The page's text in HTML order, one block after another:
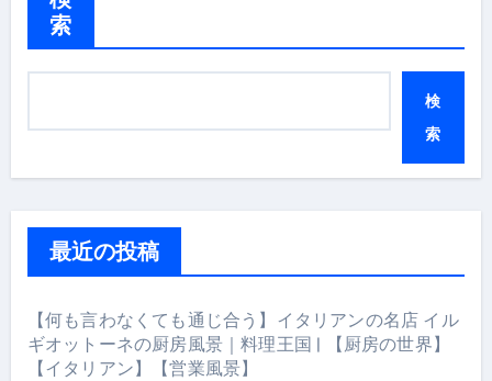
索
検
索
最近の投稿
【何も言わなくても通じ合う】イタリアンの名店 イル
ギオットーネの厨房風景｜料理王国 | 【厨房の世界】
【イタリアン】【営業風景】